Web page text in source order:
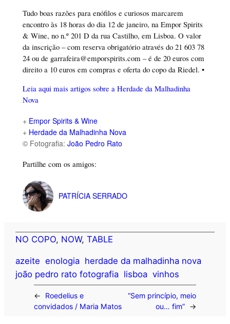
Tudo boas razões para enófilos e curiosos marcarem
encontro às 18 horas do dia 12 de janeiro, na Empor Spirits
& Wine, no n.º 201 D da rua Castilho, em Lisboa. O valor
da inscrição – com reserva obrigatório através do 21 603 78
24 ou de garrafeira@emporspirits.com – é de 20 euros com
direito a 10 euros em compras e oferta do copo da Riedel. •
Leia aqui mais artigos sobre a Herdade da Malhadinha
Nova
+ Empor Spirits & Wine
+ Herdade da Malhadinha Nova
© Fotografia: João Pedro Rato
Partilhe com os amigos:
PATRÍCIA SERRADO
NO COPO, NOW, TABLE
azeite enologia herdade da malhadinha nova
joão pedro rato fotografia lisboa vinhos
←
Roedelius e
convidados / Maria Matos
“Sem princípio, meio
ou… fim”
→